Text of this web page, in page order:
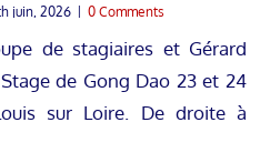
juin, 2026 0 Comments
de stagiaires et Gérard
de Gong Dao 23 et 24
sur Loire. De droite à